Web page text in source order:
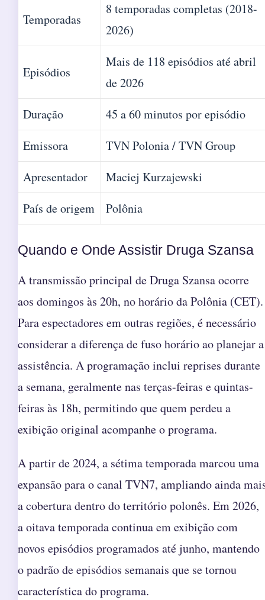
Temporadas
8 temporadas completas (2018-
2026)
Episódios
Mais de 118 episódios até abril
de 2026
Duração
45 a 60 minutos por episódio
Emissora
TVN Polonia / TVN Group
Apresentador
Maciej Kurzajewski
País de origem
Polônia
Quando e Onde Assistir Druga Szansa
A transmissão principal de Druga Szansa ocorre
aos domingos às 20h, no horário da Polônia (CET).
Para espectadores em outras regiões, é necessário
considerar a diferença de fuso horário ao planejar a
assistência. A programação inclui reprises durante
a semana, geralmente nas terças-feiras e quintas-
feiras às 18h, permitindo que quem perdeu a
exibição original acompanhe o programa.
A partir de 2024, a sétima temporada marcou uma
expansão para o canal TVN7, ampliando ainda
a cobertura dentro do território polonês. Em 2026,
a oitava temporada continua em exibição com
novos episódios programados até junho, mantendo
o padrão de episódios semanais que se tornou
característica do programa.